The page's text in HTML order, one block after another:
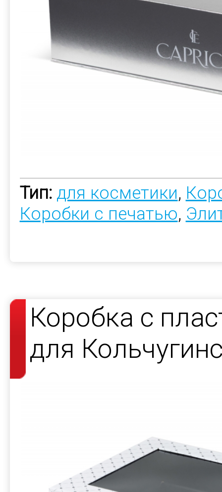
Тип: для косметики,
Коробки с печатью,
Коробка с
для